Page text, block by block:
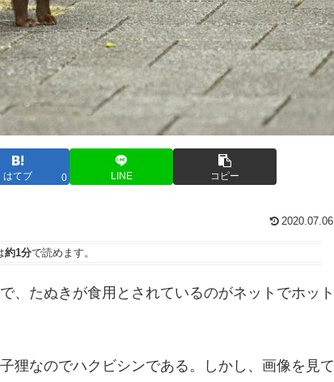
はてブ 0 LINE コピー
2020.07.06
約1分で読めます。
、たぬきが食用とされているのがネットでホット
狸なのでハクビシンである。しかし、画像を見て